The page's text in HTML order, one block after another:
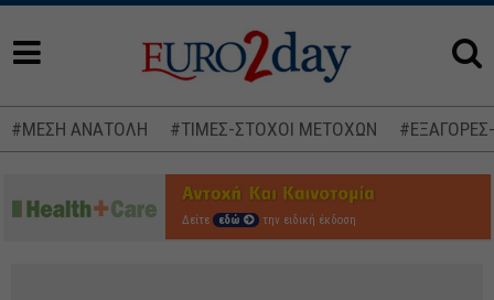
#ΜΕΣΗ ΑΝΑΤΟΛΗ #ΤΙΜΕΣ-ΣΤΟΧΟΙ ΜΕΤΟΧΩΝ
Δείτε εδώ την ειδική έκδοση